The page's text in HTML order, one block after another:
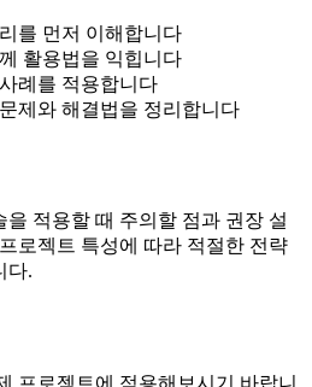
를 먼저 이해합니다
활용법을 익힙니다
례를 적용합니다
제와 해결법을 정리합니다
적용할 때 주의할 점과 권장 설
로젝트 특성에 따라 적절한 전략
다.